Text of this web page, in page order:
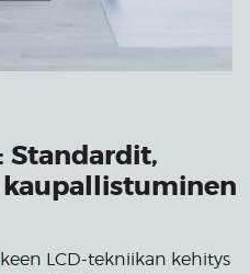
Standardit,
LCD-tekniikan kehitys